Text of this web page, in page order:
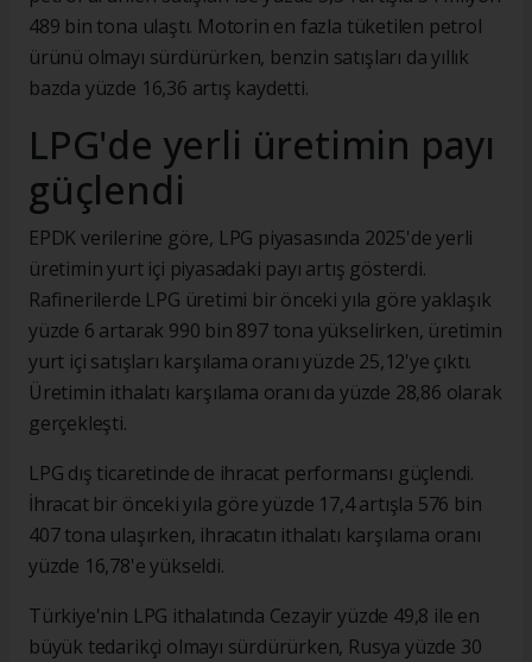
489 bin tona ulaştı. Motorin en fazla tüketilen petrol
ürünü olmayı sürdürürken, benzin satışları da yıllık
bazda yüzde 16,36 artış kaydetti.
LPG'de yerli üretimin payı
güçlendi
EPDK verilerine göre, LPG piyasasında 2025'de yerli
üretimin yurt içi piyasadaki payı artış gösterdi.
Rafinerilerde LPG üretimi bir önceki yıla göre yaklaşık
yüzde 6 artarak 990 bin 897 tona yükselirken, üretimin
yurt içi satışları karşılama oranı yüzde 25,12'ye çıktı.
Üretimin ithalatı karşılama oranı da yüzde 28,86 olarak
gerçekleşti.
LPG dış ticaretinde de ihracat performansı güçlendi.
İhracat bir önceki yıla göre yüzde 17,4 artışla 576 bin
407 tona ulaşırken, ihracatın ithalatı karşılama oranı
yüzde 16,78'e yükseldi.
Türkiye'nin LPG ithalatında Cezayir yüzde 49,8 ile en
büyük tedarikçi olmayı sürdürürken, Rusya yüzde 30